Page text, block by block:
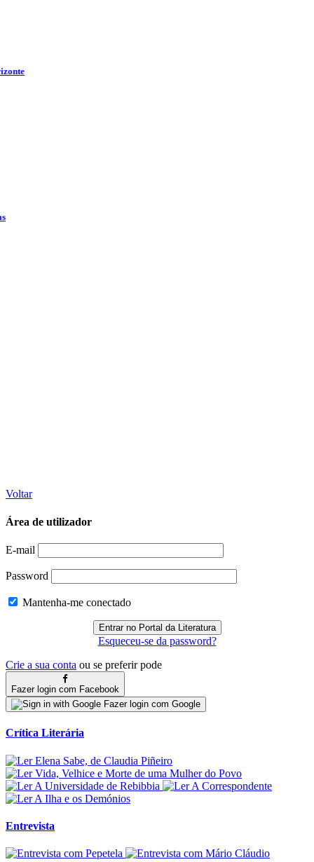
Voltar
Área de utilizador
E-mail
Password
Mantenha-me conectado
Esqueceu-se da password?
Crie a sua conta ou se preferir pode
Fazer login com Facebook
Fazer login com Google
Crítica Literária
Entrevista